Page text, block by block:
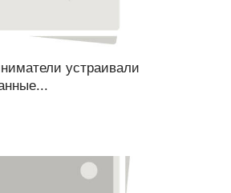
устраивали